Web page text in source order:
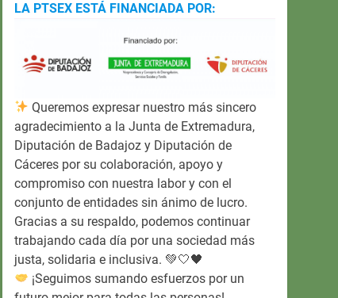
LA PTSEX ESTÁ FINANCIADA POR:
Queremos expresar nuestro más sincero
agradecimiento a la Junta de Extremadura,
Diputación de Badajoz y Diputación de
Cáceres por su colaboración, apoyo y
compromiso con nuestra labor y con el
conjunto de entidades sin ánimo de lucro.
Gracias a su respaldo, podemos continuar
trabajando cada día por una sociedad más
justa, solidaria e inclusiva. 💚🤍🖤
¡Seguimos sumando esfuerzos por un